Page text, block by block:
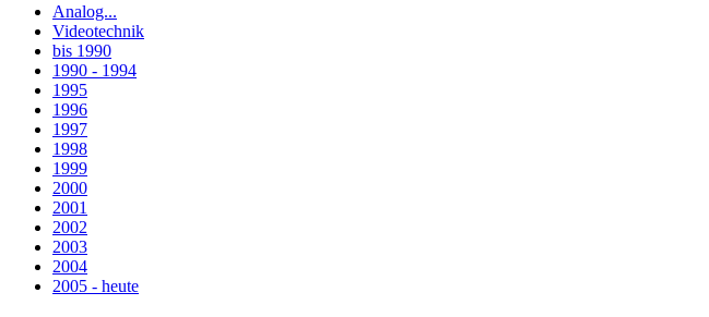
Analog...
Videotechnik
bis 1990
1990 - 1994
1995
1996
1997
1998
1999
2000
2001
2002
2003
2004
2005 - heute